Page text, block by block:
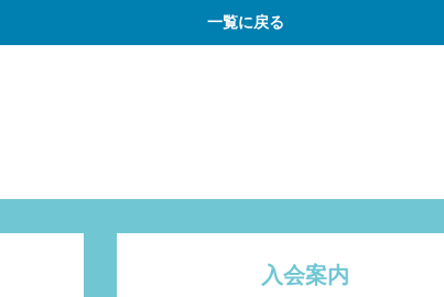
一覧に戻る
入会案内